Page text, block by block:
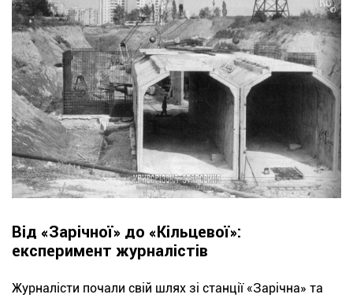
Від «Зарічної» до «Кільцевої»:
експеримент журналістів
Журналісти почали свій шлях зі станції «Зарічна» та